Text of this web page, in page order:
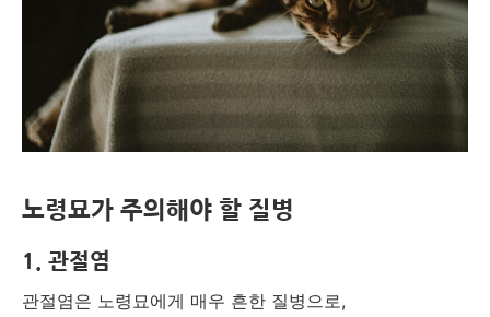
노령묘가 주의해야 할 질병
1. 관절염
관절염은 노령묘에게 매우 흔한 질병으로,